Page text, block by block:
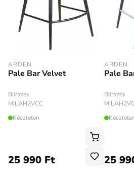
ARDEN
Pale Bar Velvet
Bárszék
MILAH2VCC
Készleten
25 990 Ft
ARDEN
Pale
Bárszék
25